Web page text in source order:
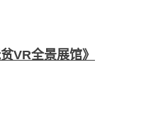
VR全景展馆》